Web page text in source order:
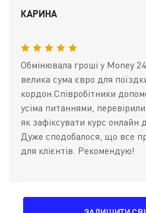
КАРИНА
Обмінювала гроші у Money
велика сума євро для
кордон.Співробітники
усіма питаннями,
як зафіксувати курс онлайн
Дуже сподобалося, що все
для клієнтів. Рекомендую!